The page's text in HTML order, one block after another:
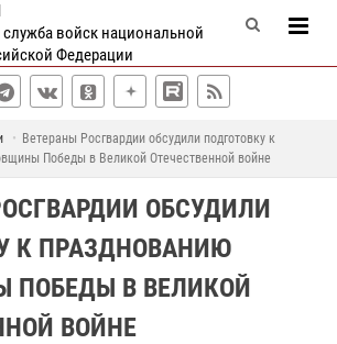
войск национальной
Федерации
Ветераны Росгвардии обсудили подготовку к
Победы в Великой Отечественной войне
ОБСУДИЛИ
К ПРАЗДНОВАНИЮ
ПОБЕДЫ В ВЕЛИКОЙ
ВОЙНЕ